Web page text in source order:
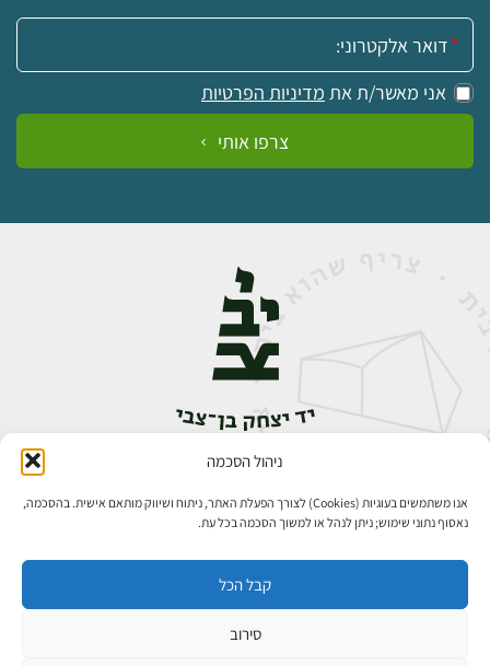
ניהול הסכמה
אנו משתמשים בעוגיות (Cookies) לצורך הפעלת האתר, ניתוח ושיווק מותאם אישית. בהסכמה,
נאסוף נתוני שימוש; ניתן לנהל או למשוך הסכמה בכל עת.
קבל הכל
סירוב
אימייל:
אני מאשר/ת את מדיניות הפרטיות
צרפו אותי
אבן גבירול 14, רחביה, ירושלים